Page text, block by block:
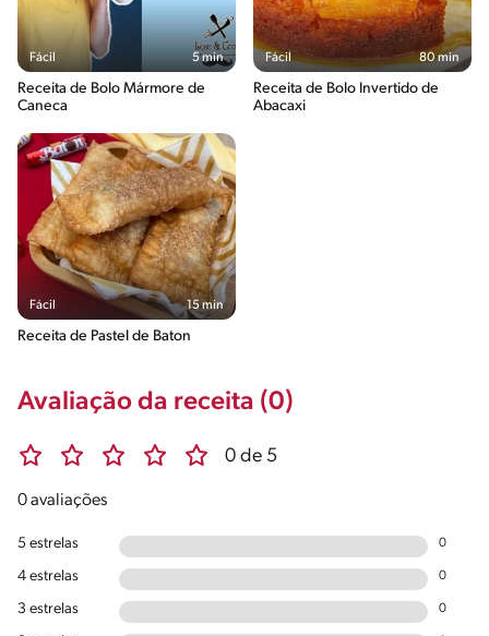
Fácil 5 min
Receita de Bolo Mármore de
Caneca
Fácil 80 min
Receita de Bolo Invertido de
Abacaxi
Fácil 15 min
Receita de Pastel de Baton
Avaliação da receita (0)
0 de 5
0 avaliações
5 estrelas 0
4 estrelas 0
3 estrelas 0